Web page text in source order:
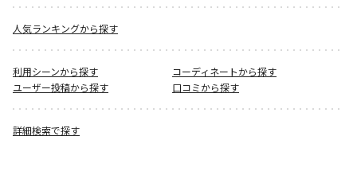
人気ランキングから探す
利用シーンから探す
コーディネートから探す
ユーザー投稿から探す
口コミから探す
詳細検索で探す